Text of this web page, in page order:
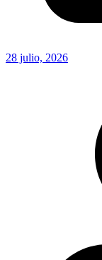
28 julio, 2026